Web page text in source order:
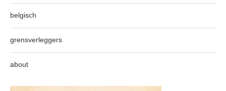
belgisch
grensverleggers
about